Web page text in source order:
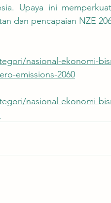
Upaya ini
dan pencapaian NZE
nasional-ekonomi-
emissions-2060
nasional-ekonomi-